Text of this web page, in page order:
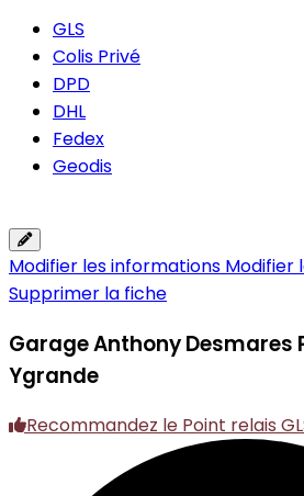
GLS
Colis Privé
DPD
DHL
Fedex
Geodis
Modifier les informations Modifier
Supprimer la fiche
Garage Anthony Desmares
Ygrande
Recommandez le Point relais